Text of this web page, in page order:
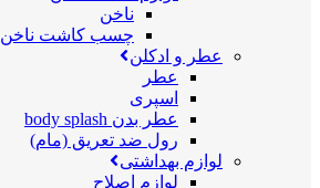
ناخن
چسب کاشت ناخن
عطر و ادکلن
عطر
اسپری
عطر بدن body splash
رول ضد تعریق (مام)
لوازم بهداشتی
لوازم اصلاح